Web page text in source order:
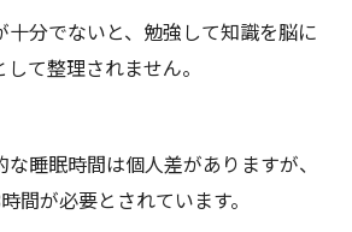
十分でないと、勉強して知識を脳に
て整理されません。
睡眠時間は個人差がありますが、
間が必要とされています。